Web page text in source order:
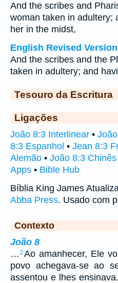
And the scribes and
woman taken in adultery;
her in the midst,
English Revised Version
And the scribes and the
taken in adultery; and
Tesouro da Escritura
Ligações
João 8:3 Interlinear •
8:3 Espanhol • Jean 8:3
Alemão • João 8:3 Chinês
Apps • Bible Hub
Bíblia King James
Abba Press. Usado com
Contexto
João 8
… 2Ao amanhecer, Ele
povo achegava-se ao
assentou e lhes ensinava.